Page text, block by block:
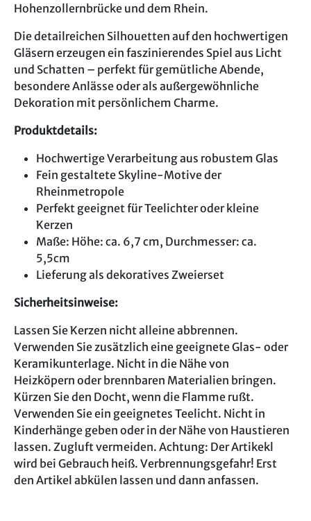
Hohenzollernbrücke und dem Rhein.
Die detailreichen Silhouetten auf den hochwertigen
Gläsern erzeugen ein faszinierendes Spiel aus Licht
und Schatten – perfekt für gemütliche Abende,
besondere Anlässe oder als außergewöhnliche
Dekoration mit persönlichem Charme.
Produktdetails:
Hochwertige Verarbeitung aus robustem Glas
Fein gestaltete Skyline-Motive der
Rheinmetropole
Perfekt geeignet für Teelichter oder kleine
Kerzen
Maße: Höhe: ca. 6,7 cm, Durchmesser: ca.
5,5cm
Lieferung als dekoratives Zweierset
Sicherheitsinweise:
Lassen Sie Kerzen nicht alleine abbrennen.
Verwenden Sie zusätzlich eine geeignete Glas- oder
Keramikunterlage. Nicht in die Nähe von
Heizköpern oder brennbaren Materialien bringen.
Kürzen Sie den Docht, wenn die Flamme rußt.
Verwenden Sie ein geeignetes Teelicht. Nicht in
Kinderhänge geben oder in der Nähe von Haustieren
lassen. Zugluft vermeiden. Achtung: Der Artikekl
wird bei Gebrauch heiß. Verbrennungsgefahr! Erst
den Artikel abkülen lassen und dann anfassen.